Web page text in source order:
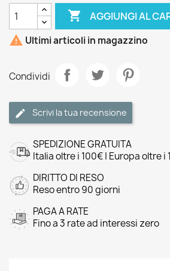
 AGGIUNGI AL
 Ultimi articoli in magazzino
Condividi
Scrivi la tua recensione
SPEDIZIONE GRATUITA
Italia oltre i 100€ | Europa oltre i
DIRITTO DI RESO
Reso entro 90 giorni
PAGA A RATE
Fino a 3 rate ad interessi zero